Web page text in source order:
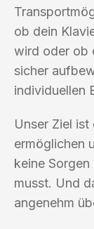
ob dein
wird oder ob
sicher
individuellen
Unser Ziel
ermöglichen
keine
musst. Und
angenehm